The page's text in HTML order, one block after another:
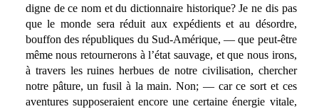
digne de ce nom et du dictionnaire historique? Je ne dis pas
que le monde sera réduit aux expédients et au désordre,
bouffon des républiques du Sud-Amérique, — que peut-être
même nous retournerons à l’état sauvage, et que nous irons,
à travers les ruines herbues de notre civilisation, chercher
notre pâture, un fusil à la main. Non; — car ce sort et ces
aventures supposeraient encore une certaine énergie vitale,